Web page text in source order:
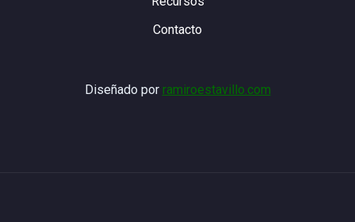
Contacto
Diseñado por ramiroestavillo.com